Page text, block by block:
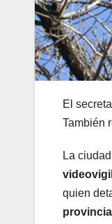
El
También
La
quien
provincial